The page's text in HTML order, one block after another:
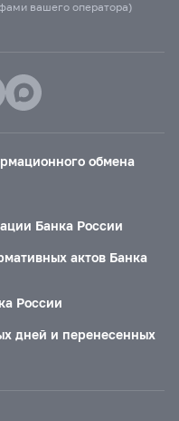
вашего оператора)
обмена
Банка России
актов Банка
России
дней и перенесенных